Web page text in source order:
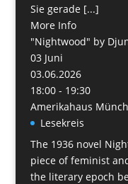
Sie gerade [...]
More Info
"Nightwood" by
03 Juni
03.06.2026
18:00 - 19:30
Amerikahaus
Lesekreis
The 1936 novel
piece of feminist
the literary epoch